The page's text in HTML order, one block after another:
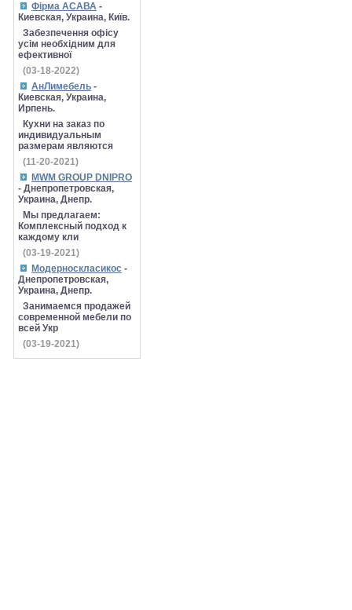
Фірма АСАВА -
Киевская, Украина, Київ.
Забезпечення офісу
усім необхідним для
ефективної
(03-18-2022)
АнЛимебель -
Киевская, Украина,
Ирпень.
Кухни на заказ по
индивидуальным
размерам являются
(11-20-2021)
MWM GROUP DNIPRO
- Днепропетровская,
Украина, Днепр.
Мы предлагаем:
Комплексный подход к
каждому кли
(03-19-2021)
Модерноскласикос -
Днепропетровская,
Украина, Днепр.
Занимаемся продажей
современной мебели по
всей Укр
(03-19-2021)